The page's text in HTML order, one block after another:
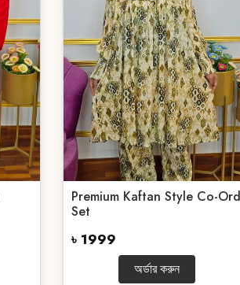
Premium Kaftan Style Co-Ord
Set
৳ 1999
অর্ডার করুন